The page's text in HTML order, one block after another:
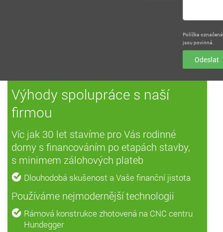
Políčka
jsou povinná.
Odeslat
Výhody spolupráce s naší
firmou
Víc jak 30 let stavíme pro Vás rodinné
domy s financováním po etapách stavby,
s minimem zálohových plateb
Dlouhodobá skušenost a Vaše finanční jistota
Používáme nejmodernější technologii
Rámová konstrukce zhotovená na CNC centru
Hundegger